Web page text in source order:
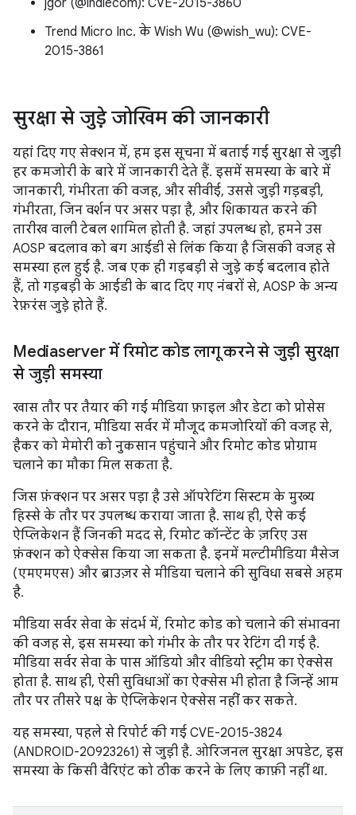
jgor (@indiecom): CVE-2015-3860
Trend Micro Inc. के Wish Wu (@wish_wu): CVE-
2015-3861
सुरक्षा से जुड़े जोखिम की जानकारी
यहां दिए गए सेक्शन में, हम इस सूचना में बताई गई सुरक्षा से जुड़ी
हर कमजोरी के बारे में जानकारी देते हैं. इसमें समस्या के बारे में
जानकारी, गंभीरता की वजह, और सीवीई, उससे जुड़ी गड़बड़ी,
गंभीरता, जिन वर्शन पर असर पड़ा है, और शिकायत करने की
तारीख वाली टेबल शामिल होती है. जहां उपलब्ध हो, हमने उस
AOSP बदलाव को बग आईडी से लिंक किया है जिसकी वजह से
समस्या हल हुई है. जब एक ही गड़बड़ी से जुड़े कई बदलाव होते
हैं, तो गड़बड़ी के आईडी के बाद दिए गए नंबरों से, AOSP के अन्य
रेफ़रंस जुड़े होते हैं.
Mediaserver में रिमोट कोड लागू करने से जुड़ी सुरक्षा
से जुड़ी समस्या
खास तौर पर तैयार की गई मीडिया फ़ाइल और डेटा को प्रोसेस
करने के दौरान, मीडिया सर्वर में मौजूद कमजोरियों की वजह से,
हैकर को मेमोरी को नुकसान पहुंचाने और रिमोट कोड प्रोग्राम
चलाने का मौका मिल सकता है.
जिस फ़ंक्शन पर असर पड़ा है उसे ऑपरेटिंग सिस्टम के मुख्य
हिस्से के तौर पर उपलब्ध कराया जाता है. साथ ही, ऐसे कई
ऐप्लिकेशन हैं जिनकी मदद से, रिमोट कॉन्टेंट के ज़रिए उस
फ़ंक्शन को ऐक्सेस किया जा सकता है. इनमें मल्टीमीडिया मैसेज
(एमएमएस) और ब्राउज़र से मीडिया चलाने की सुविधा सबसे अहम
है.
मीडिया सर्वर सेवा के संदर्भ में, रिमोट कोड को चलाने की संभावना
की वजह से, इस समस्या को गंभीर के तौर पर रेटिंग दी गई है.
मीडिया सर्वर सेवा के पास ऑडियो और वीडियो स्ट्रीम का ऐक्सेस
होता है. साथ ही, ऐसी सुविधाओं का ऐक्सेस भी होता है जिन्हें आम
तौर पर तीसरे पक्ष के ऐप्लिकेशन ऐक्सेस नहीं कर सकते.
यह समस्या, पहले से रिपोर्ट की गई CVE-2015-3824
(ANDROID-20923261) से जुड़ी है. ओरिजनल सुरक्षा अपडेट, इस
समस्या के किसी वैरिएंट को ठीक करने के लिए काफ़ी नहीं था.